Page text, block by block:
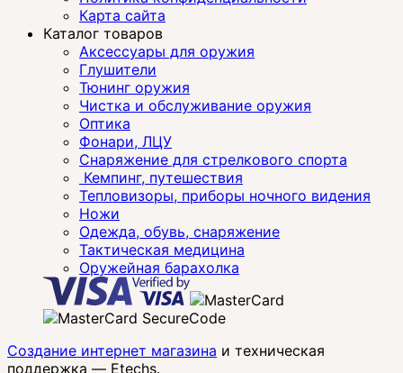
Карта сайта
Каталог товаров
Аксессуары для оружия
Глушители
Тюнинг оружия
Чистка и обслуживание оружия
Оптика
Фонари, ЛЦУ
Снаряжение для стрелкового спорта
Кемпинг, путешествия
Тепловизоры, приборы ночного видения
Ножи
Одежда, обувь, снаряжение
Тактическая медицина
Оружейная барахолка
Создание интернет магазина и техническая
поддержка — Etechs.